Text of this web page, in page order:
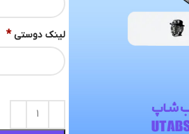
لینک دوستی *